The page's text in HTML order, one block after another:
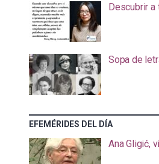
Descubrir a
Sopa de
EFEMÉRIDES DEL DÍA
Ana Gligić,